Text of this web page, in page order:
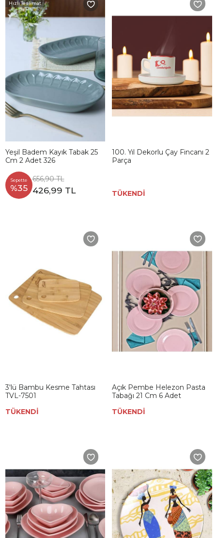
Hızlı Teslimat
Yeşil Badem Kayık Tabak 25
Cm 2 Adet 326
Sepette
%35
656,90 TL
426,99 TL
100. Yıl Dekorlu Çay Fincanı 2
Parça
TÜKENDİ
3'lü Bambu Kesme Tahtası
TVL-7501
TÜKENDİ
Açık Pembe Helezon Pasta
Tabağı 21 Cm 6 Adet
TÜKENDİ